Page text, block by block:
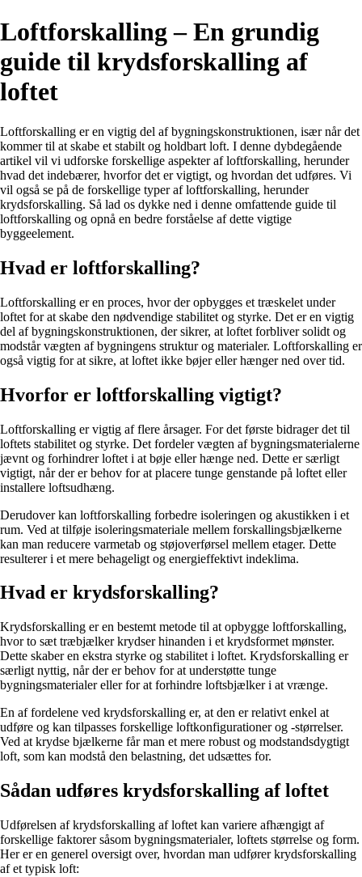
Loftforskalling – En grundig
guide til krydsforskalling af
loftet
Loftforskalling er en vigtig del af bygningskonstruktionen, især når det
kommer til at skabe et stabilt og holdbart loft. I denne dybdegående
artikel vil vi udforske forskellige aspekter af loftforskalling, herunder
hvad det indebærer, hvorfor det er vigtigt, og hvordan det udføres. Vi
vil også se på de forskellige typer af loftforskalling, herunder
krydsforskalling. Så lad os dykke ned i denne omfattende guide til
loftforskalling og opnå en bedre forståelse af dette vigtige
byggeelement.
Hvad er loftforskalling?
Loftforskalling er en proces, hvor der opbygges et træskelet under
loftet for at skabe den nødvendige stabilitet og styrke. Det er en vigtig
del af bygningskonstruktionen, der sikrer, at loftet forbliver solidt og
modstår vægten af bygningens struktur og materialer. Loftforskalling er
også vigtig for at sikre, at loftet ikke bøjer eller hænger ned over tid.
Hvorfor er loftforskalling vigtigt?
Loftforskalling er vigtig af flere årsager. For det første bidrager det til
loftets stabilitet og styrke. Det fordeler vægten af bygningsmaterialerne
jævnt og forhindrer loftet i at bøje eller hænge ned. Dette er særligt
vigtigt, når der er behov for at placere tunge genstande på loftet eller
installere loftsudhæng.
Derudover kan loftforskalling forbedre isoleringen og akustikken i et
rum. Ved at tilføje isoleringsmateriale mellem forskallingsbjælkerne
kan man reducere varmetab og støjoverførsel mellem etager. Dette
resulterer i et mere behageligt og energieffektivt indeklima.
Hvad er krydsforskalling?
Krydsforskalling er en bestemt metode til at opbygge loftforskalling,
hvor to sæt træbjælker krydser hinanden i et krydsformet mønster.
Dette skaber en ekstra styrke og stabilitet i loftet. Krydsforskalling er
særligt nyttig, når der er behov for at understøtte tunge
bygningsmaterialer eller for at forhindre loftsbjælker i at vrænge.
En af fordelene ved krydsforskalling er, at den er relativt enkel at
udføre og kan tilpasses forskellige loftkonfigurationer og -størrelser.
Ved at krydse bjælkerne får man et mere robust og modstandsdygtigt
loft, som kan modstå den belastning, det udsættes for.
Sådan udføres krydsforskalling af loftet
Udførelsen af krydsforskalling af loftet kan variere afhængigt af
forskellige faktorer såsom bygningsmaterialer, loftets størrelse og form.
Her er en generel oversigt over, hvordan man udfører krydsforskalling
af et typisk loft: